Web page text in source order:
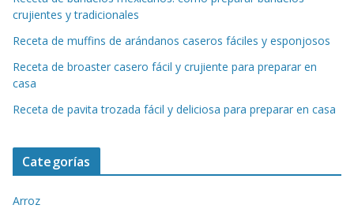
crujientes y tradicionales
Receta de muffins de arándanos caseros fáciles y esponjosos
Receta de broaster casero fácil y crujiente para preparar en
casa
Receta de pavita trozada fácil y deliciosa para preparar en casa
Categorías
Arroz